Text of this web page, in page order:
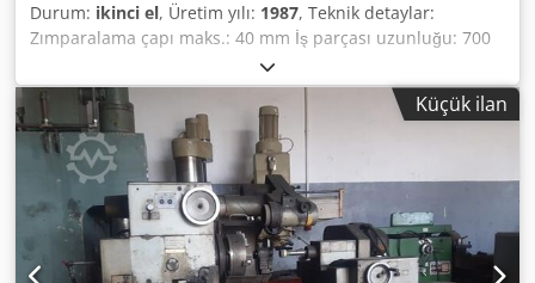
Durum: ikinci el, Üretim yılı: 1987, Teknik detaylar:
Zımparalama çapı maks.: 40 mm İş parçası uzunluğu: 700
mm Masa ayarı: 0-50 mm Masa ayarı: sargı=25 mm Çapraz
tabla: çapraz/enine=80 mm İş mili hızı: 3000 rpm Toplam
güç gereksinimi: 3,3 kW Makine ağırlığı yaklaşık: 0,8 ton Yer
gereksinimi yaklaşık: D:1,5xG:1,5xY:1,5 m Chsdpfsu Ng
Hnex Ailja Taşlama türleri için kullanım/uygulama, örneğin:
- 3 yüzlü taşlama; çapraz taşlama; 3 ağızlı matkap havşası;
sağa bükümlü matkap - Ø 5 - 40 mm sağa bükümlü matkap
uçları için taşlama aralığı (Ø 5 - 40 mm mümkündür, ancak
yalnızca Ø 3 - 15 mm silindirik matkap uçları için sıkıştırma
Küçük ilan